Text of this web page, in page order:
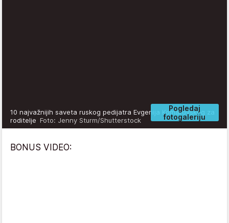
Pogledaj
fotogaleriju
10 najvažnijih saveta ruskog pedijatra Evgenija Komarovskog za
roditelje Foto: Jenny Sturm/Shutterstock
BONUS VIDEO: